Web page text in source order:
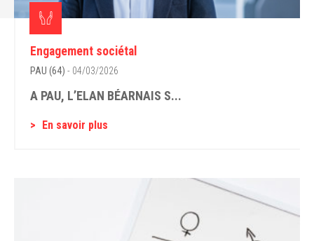
Engagement sociétal
PAU (64) - 04/03/2026
A PAU, L’ELAN BÉARNAIS S...
En savoir plus